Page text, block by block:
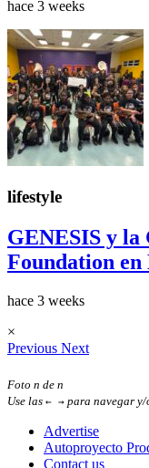
hace 3 weeks
lifestyle
GENESIS y la
Foundation
hace 3 weeks
×
Previous Next
Foto n de n
Use las ← → para navegar y/
Advertise
Autoproyecto
Contact us